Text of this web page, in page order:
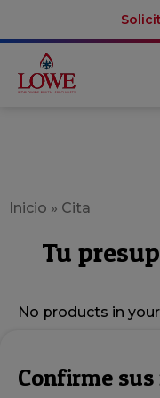
Inicio » Cita
Tu
No products in
Confirme